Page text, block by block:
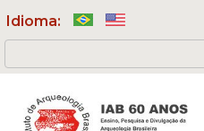
Idioma: